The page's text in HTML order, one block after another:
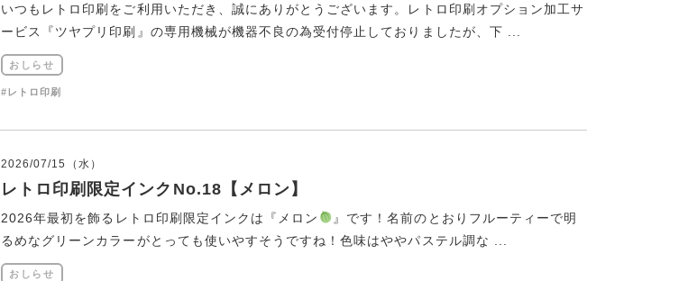
いつもレトロ印刷をご利用いただき、誠にありがとうございます。レトロ印刷オプション加工サ
ービス『ツヤプリ印刷』の専用機械が機器不良の為受付停止しておりましたが、下 ...
おしらせ
#レトロ印刷
2026/07/15（水）
レトロ印刷限定インクNo.18【メロン】
2026年最初を飾るレトロ印刷限定インクは『メロン
』です！名前のとおりフルーティーで明
るめなグリーンカラーがとっても使いやすそうですね！色味はややパステル調な ...
おしらせ